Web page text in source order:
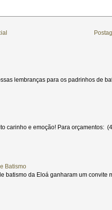
lembranças para os padrinhos de
carinho e emoção! Para orçamentos:
Batismo
batismo da Eloá ganharam um convite